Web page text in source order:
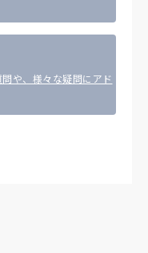
や、様々な疑問にアド